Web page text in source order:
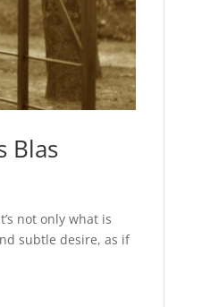
Blas
not only what is
subtle desire, as if